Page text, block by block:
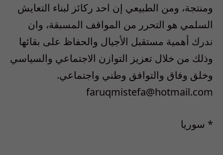
ومنتجة، ومن الطبيعي إن احد ركائز لبناء التعايش
السلمي هو التحرر من المواقف المسبقة، وان
ندرك أهمية مستقبل الأجيال والحفاظ على بقائها
وذلك من خلال تعزيز التوازن الاجتماعي والسياسي
وخلق وفاق والتوافق وطني واجتماعي.
faruqmistefa@hotmail.com
* سوريا